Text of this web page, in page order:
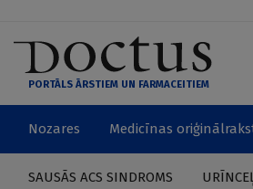
PORTĀLS ĀRSTIEM UN FARMACEITIEM
Nozares Medicīnas
SAUSĀS ACS SINDROMS